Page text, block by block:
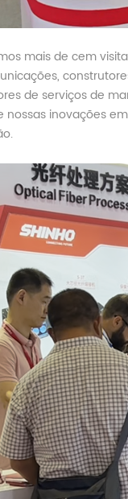
mais de cem
de serviços de
nossas inovações